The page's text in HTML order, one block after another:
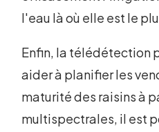
l'eau là où elle est le
Enfin, la télédétection
aider à planifier les
maturité des raisins à
multispectrales, il est